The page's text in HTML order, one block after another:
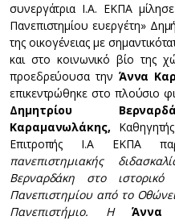
συνεργάτρια Ι.Α. ΕΚΠΑ
Πανεπιστημίου ευεργέτη»
της οικογένειας με
και στο κοινωνικό βίο της
προεδρεύουσα την Άννα
επικεντρώθηκε στο πλούσιο
Δημητρίου
Καραμανωλάκης,
Επιτροπής Ι.Α ΕΚΠΑ
πανεπιστημιακής
Βερναρδάκη στο
Πανεπιστημίου από το
Πανεπιστήμιο. ΗΆννα